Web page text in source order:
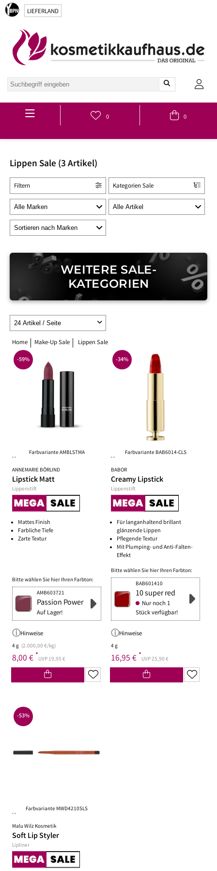
LIEFERLAND
Hauptmenü
0 0
Lippen Sale (3 Artikel)
Kategorien Sale
Filtern
WEITERE SALE-
KATEGORIEN
Home Make-Up Sale Lippen Sale
Farbvariante AMBLSTMA
**
ANNEMARIE BÖRLIND
Lipstick Matt
Lippenstift
Mattes Finish
Farbliche Tiefe
Zarte Textur
Bitte wählen Sie hier Ihren Farbton:
AMB603721
Passion Power
Auf Lager!
Hinweise
4 g (2.000,00 €/kg)
8,00 € *UVP 19,95 €
-59%
Farbvariante BAB6014-CLS
**
BABOR
Creamy Lipstick
Lippenstift
Für langanhaltend brillant
glänzende Lippen
Pflegende Textur
Mit Plumping- und Anti-Falten-
Effekt
Bitte wählen Sie hier Ihren Farbton:
BAB601410
10 super red
Nur noch 1
Stück verfügbar!
Hinweise
4 g
16,95 € *UVP 25,90 €
-34%
Farbvariante MWD4210SLS
**
Malu Wilz Kosmetik
Soft Lip Styler
Lipliner
-53%